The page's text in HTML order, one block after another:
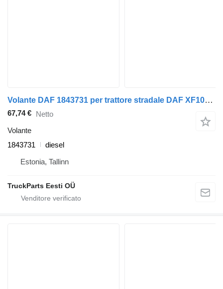
Volante DAF 1843731 per trattore stradale DAF XF106 (2014-)
67,74 € Netto
Volante
1843731
diesel
Estonia, Tallinn
TruckParts Eesti OÜ